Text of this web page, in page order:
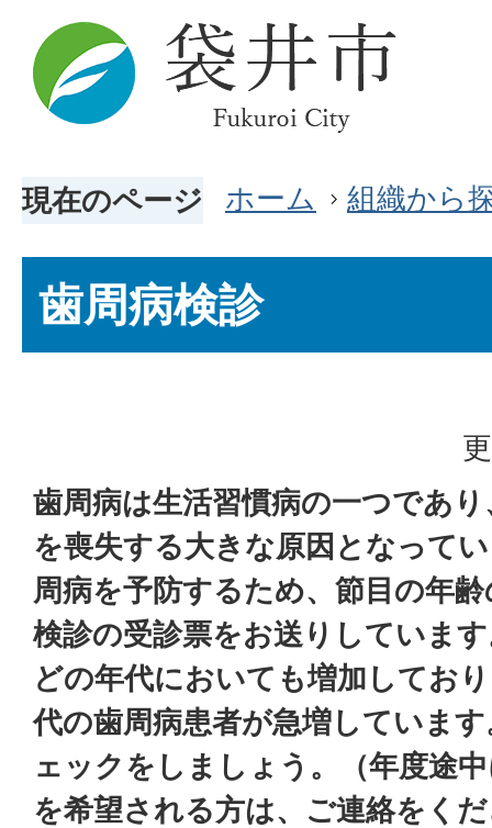
現在のページ ホーム 組織から
歯周病検診
歯周病は生活習慣病の一つであ
を喪失する大きな原因となって
周病を予防するため、節目の年
検診の受診票をお送りしていま
どの年代においても増加してお
代の歯周病患者が急増していま
ェックをしましょう。（年度途
を希望される方は、ご連絡をく